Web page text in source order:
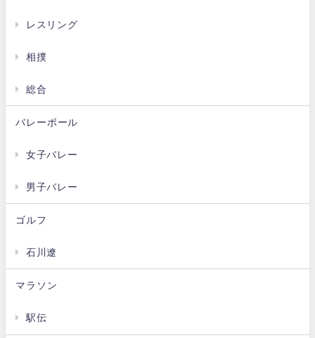
レスリング
相撲
総合
バレーボール
女子バレー
男子バレー
ゴルフ
石川遼
マラソン
駅伝